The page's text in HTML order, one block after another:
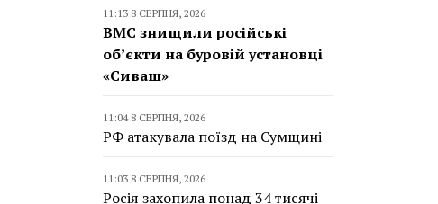
11:13 8 СЕРПНЯ, 2026
ВМС знищили російські
об’єкти на буровій установці
«Сиваш»
11:04 8 СЕРПНЯ, 2026
РФ атакувала поїзд на Сумщині
11:03 8 СЕРПНЯ, 2026
Росія захопила понад 34 тисячі